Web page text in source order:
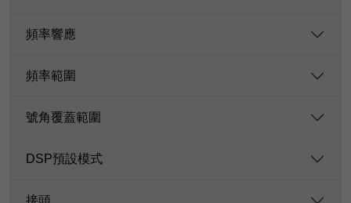
頻率響應
頻率範圍
號角覆蓋範圍
DSP預設模式
接頭